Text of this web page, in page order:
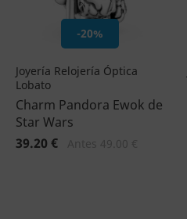
-20%
Joyería Relojería Óptica
Lobato
Charm Pandora Ewok de
Star Wars
39.20 €